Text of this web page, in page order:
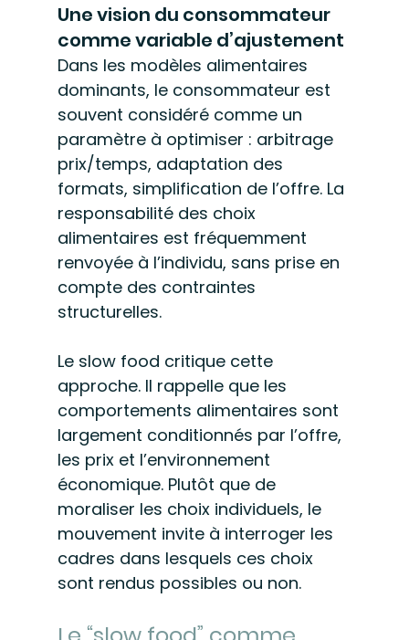
Une vision du consommateur
comme variable d’ajustement
Dans les modèles alimentaires
dominants, le consommateur est
souvent considéré comme un
paramètre à optimiser : arbitrage
prix/temps, adaptation des
formats, simplification de l’offre. La
responsabilité des choix
alimentaires est fréquemment
renvoyée à l’individu, sans prise en
compte des contraintes
structurelles.
Le slow food critique cette
approche. Il rappelle que les
comportements alimentaires sont
largement conditionnés par l’offre,
les prix et l’environnement
économique. Plutôt que de
moraliser les choix individuels, le
mouvement invite à interroger les
cadres dans lesquels ces choix
sont rendus possibles ou non.